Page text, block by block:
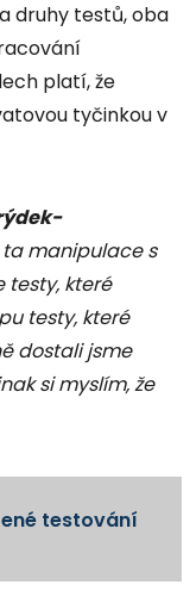
druhy testů, oba
platí, že
tyčinkou v
ta manipulace s
testy, které
testy, které
dostali jsme
si myslím, že
testování